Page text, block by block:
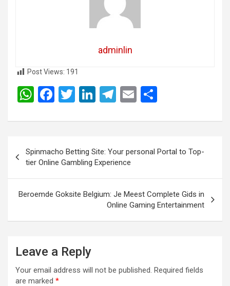
adminlin
Post Views: 191
W
at
s
A
p
p
F
ce
b
o
o
k
T
tt
er
Li
ke
dI
n
T
e
a
m
E
ail ar
e
navigation
Spinmacho Betting Site: Your personal Portal to Top-
tier Online Gambling Experience
Beroemde Goksite Belgium: Je Meest Complete Gids in
Online Gaming Entertainment
Leave a Reply
Your email address will not be published. Required fields
are marked *